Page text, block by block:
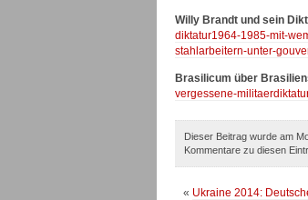
Willy Brandt und sein
diktatur1964-1985-mit-
stahlarbeitern-unter-
Brasilicum über
vergessene-
Dieser Beitrag wurde am
Kommentare zu diesen
« Ukraine 2014: